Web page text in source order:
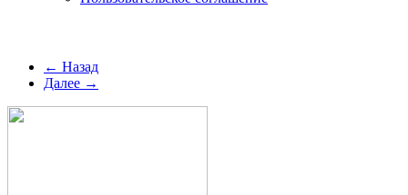
← Назад
Далее →